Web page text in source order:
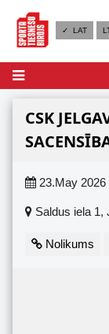
✓ LAT
CSK
23.May 2026
Saldus iela 1,
Nolikums